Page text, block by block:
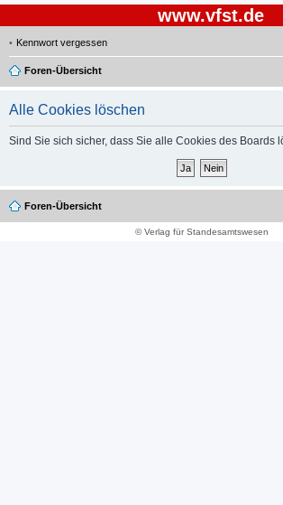
www.vfst.de
Kennwort vergessen
Foren-Übersicht
Alle Cookies löschen
Sind Sie sich sicher, dass Sie alle Cookies des Boards
Foren-Übersicht
© Verlag für Standesamtswesen